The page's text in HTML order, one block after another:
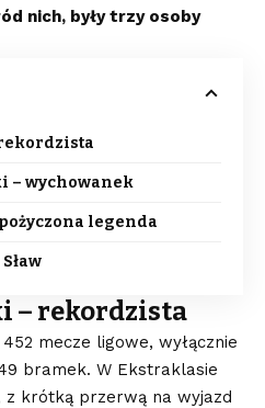
nich, były trzy osoby
– wychowanek
legenda
– rekordzista
mecze ligowe, wyłącznie
bramek. W Ekstraklasie
z krótką przerwą na wyjazd